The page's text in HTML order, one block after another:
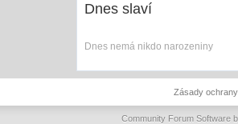
Dnes slaví
Dnes nemá nikdo narozeniny
Zásady
Community Forum Software